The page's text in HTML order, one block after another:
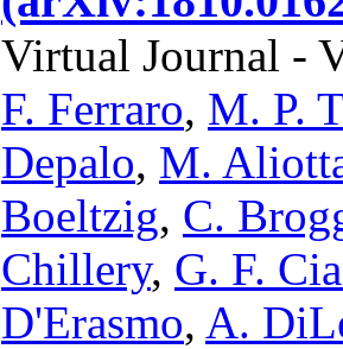
Virtual Journal -
F. Ferraro, M. P.
Depalo, M.
Boeltzig, C.
Chillery, G. F.
D'Erasmo, A.